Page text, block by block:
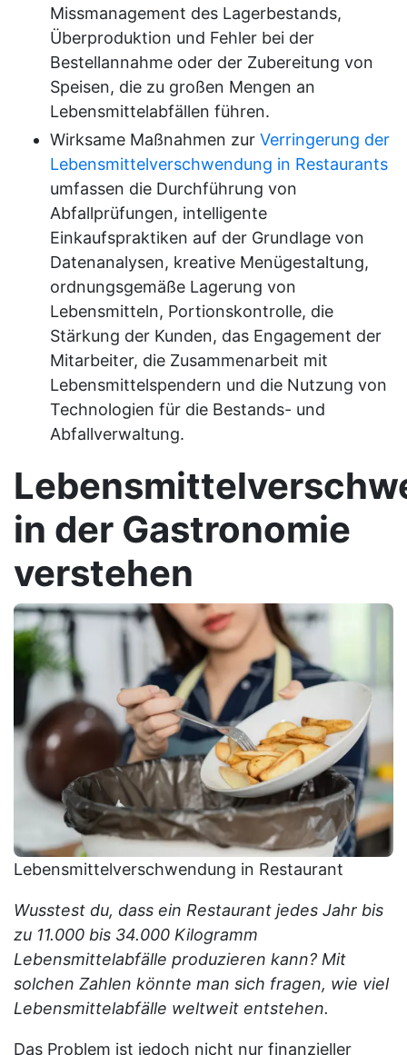
Missmanagement des Lagerbestands,
Überproduktion und Fehler bei der
Bestellannahme oder der Zubereitung von
Speisen, die zu großen Mengen an
Lebensmittelabfällen führen.
Wirksame Maßnahmen zur Verringerung der
Lebensmittelverschwendung in Restaurants
umfassen die Durchführung von
Abfallprüfungen, intelligente
Einkaufspraktiken auf der Grundlage von
Datenanalysen, kreative Menügestaltung,
ordnungsgemäße Lagerung von
Lebensmitteln, Portionskontrolle, die
Stärkung der Kunden, das Engagement der
Mitarbeiter, die Zusammenarbeit mit
Lebensmittelspendern und die Nutzung von
Technologien für die Bestands- und
Abfallverwaltung.
in der Gastronomie
verstehen
Lebensmittelverschwendung in Restaurant
Wusstest du, dass ein Restaurant jedes Jahr bis
zu 11.000 bis 34.000 Kilogramm
Lebensmittelabfälle produzieren kann? Mit
solchen Zahlen könnte man sich fragen, wie viel
Lebensmittelabfälle weltweit entstehen.
Das Problem ist jedoch nicht nur finanzieller